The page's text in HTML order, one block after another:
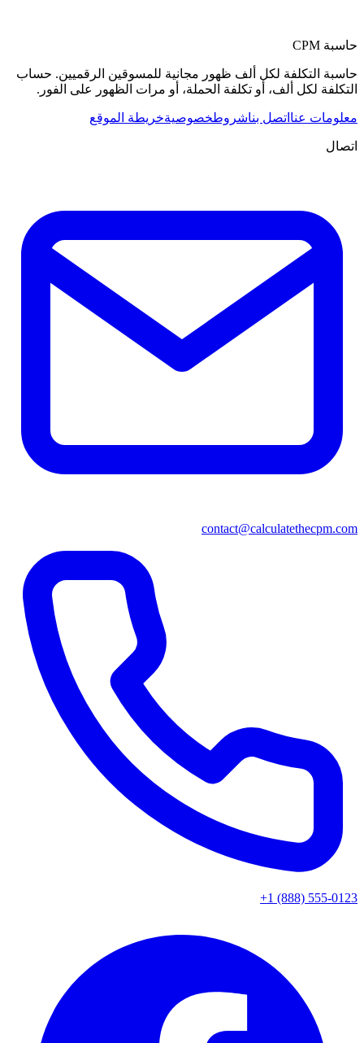
حاسبة CPM
حاسبة التكلفة لكل ألف ظهور مجانية للمسوقين الرقميين. حساب
التكلفة لكل ألف، أو تكلفة الحملة، أو مرات الظهور على الفور.
معلومات عنا اتصل بناشروطخصوصيةخريطة الموقع
اتصال
contact@calculatethecpm.com
+1 (888) 555-0123